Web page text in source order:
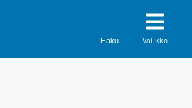
Haku Valikko